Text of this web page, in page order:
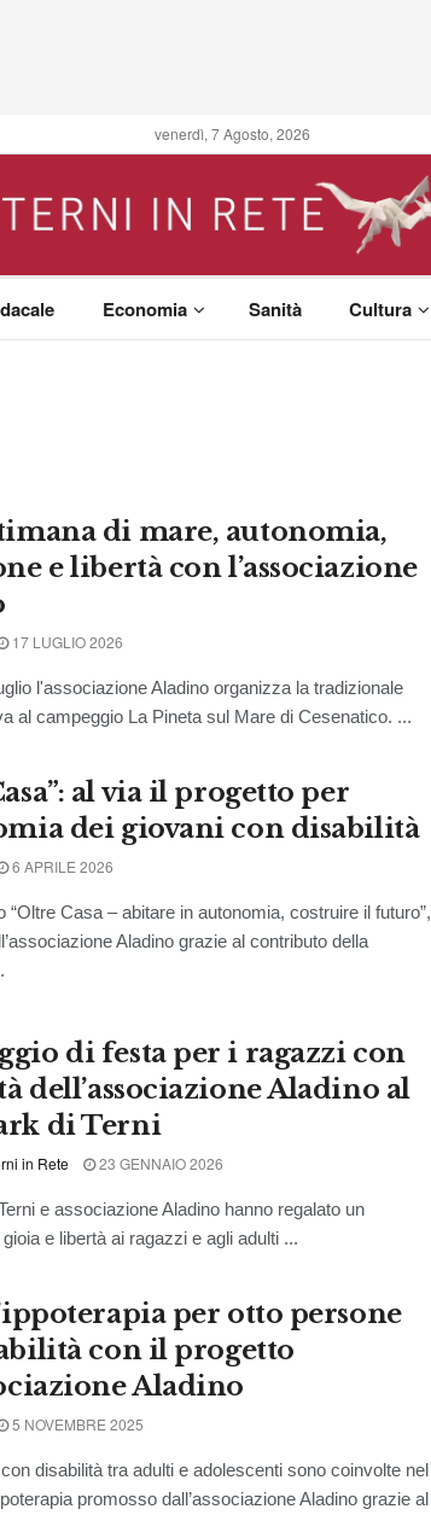
venerdì, 7 Agosto, 2026
Economia Sanità Cultura
di mare, autonomia,
e libertà con l’associazione
17 LUGLIO 2026
l'associazione Aladino organizza la tradizionale
al campeggio La Pineta sul Mare di Cesenatico. ...
al via il progetto per
dei giovani con disabilità
6 APRILE 2026
“Oltre Casa – abitare in autonomia, costruire il futuro”,
Aladino grazie al contributo della
di festa per i ragazzi con
dell’associazione Aladino al
di Terni
in Rete 23 GENNAIO 2026
e associazione Aladino hanno regalato un
e libertà ai ragazzi e agli adulti ...
per otto persone
con il progetto
Aladino
5 NOVEMBRE 2025
disabilità tra adulti e adolescenti sono coinvolte nel
promosso dall’associazione Aladino grazie al